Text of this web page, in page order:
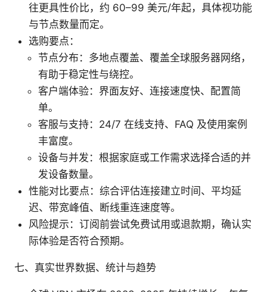
往更具性价比，约 60–99 美元/年起，具体视功能
与节点数量而定。
选购要点：
节点分布：多地点覆盖、覆盖全球服务器网络，
有助于稳定性与绕控。
客户端体验：界面友好、连接速度快、配置简
单。
客服与支持：24/7 在线支持、FAQ 及使用案例
丰富度。
设备与并发：根据家庭或工作需求选择合适的并
发设备数量。
性能对比要点：综合评估连接建立时间、平均延
迟、带宽峰值、断线重连速度等。
风险提示：订阅前尝试免费试用或退款期，确认实
际体验是否符合预期。
七、真实世界数据、统计与趋势